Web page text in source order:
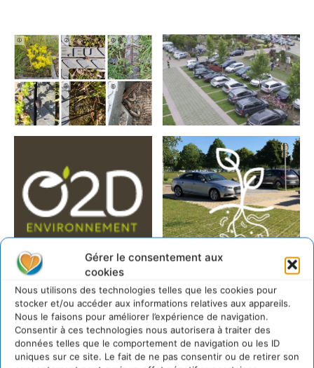
Gérer le consentement aux
cookies
Nous utilisons des technologies telles que les cookies pour
stocker et/ou accéder aux informations relatives aux appareils.
Nous le faisons pour améliorer l’expérience de navigation.
Consentir à ces technologies nous autorisera à traiter des
données telles que le comportement de navigation ou les ID
uniques sur ce site. Le fait de ne pas consentir ou de retirer son
Documents joints
dossier-presse-lois-climat-enr-o2d-2.pdf